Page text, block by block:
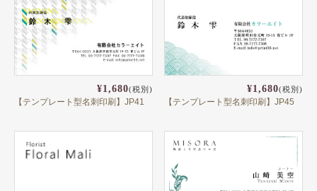
住宅
リフォーム
設備
医療
介護福祉
健康
¥1,680(税別)
【テンプレート型名刺印刷】JP41
¥1,680(税別)
【テンプレート型名刺印刷】JP45